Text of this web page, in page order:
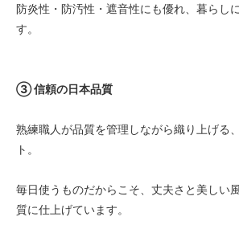
防炎性・防汚性・遮音性にも優れ、暮らし
す。
③ 信頼の日本品質
熟練職人が品質を管理しながら織り上げる
ト。
毎日使うものだからこそ、丈夫さと美しい
質に仕上げています。